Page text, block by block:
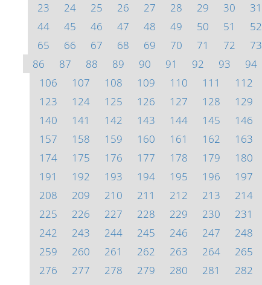
23
24 25 26 27 28 29 30 31
44
45 46 47 48 49 50 51 52
65
66 67 68 69 70 71 72 73
86
87 88 89 90 91 92 93 94
106
107 108 109 110 111 112
123
124 125 126 127 128 129
140
141 142 143 144 145 146
157
158 159 160 161 162 163
174
175 176 177 178 179 180
191
192 193 194 195 196 197
208
209 210 211 212 213 214
225
226 227 228 229 230 231
242
243 244 245 246 247 248
259
260 261 262 263 264 265
276
277 278 279 280 281 282